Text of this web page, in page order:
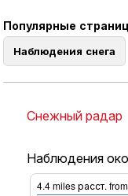
Популярные
Наблюдения снега
Снежный радар
Наблюдения
4.4milesрасст.